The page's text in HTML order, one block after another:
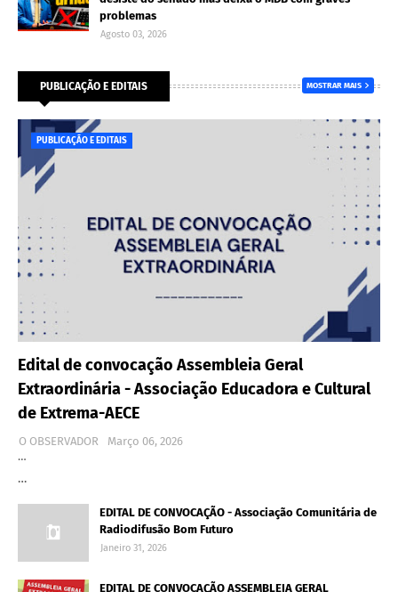
problemas
Agosto 03, 2026
PUBLICAÇÃO E EDITAIS MOSTRAR MAIS
PUBLICAÇÃO E EDITAIS
Edital de convocação Assembleia Geral
Extraordinária - Associação Educadora e Cultural
de Extrema-AECE
O OBSERVADOR
Março 06, 2026
…
…
EDITAL DE CONVOCAÇÃO - Associação Comunitária de
Radiodifusão Bom Futuro
Janeiro 31, 2026
EDITAL DE CONVOCAÇÃO ASSEMBLEIA GERAL